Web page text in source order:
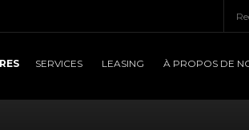
SERVICES
LEASING À PROPOS DE